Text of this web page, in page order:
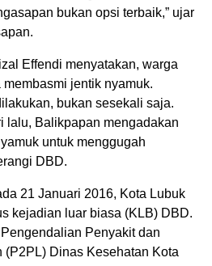
bukan opsi terbaik,” ujar
Effendi menyatakan, warga
jentik nyamuk.
bukan sesekali saja.
lalu, Balikpapan mengadakan
untuk menggugah
DBD.
21 Januari 2016, Kota Lubuk
kejadian luar biasa (KLB) DBD.
Penyakit dan
(P2PL) Dinas Kesehatan Kota